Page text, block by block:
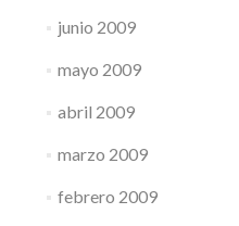
junio 2009
mayo 2009
abril 2009
marzo 2009
febrero 2009